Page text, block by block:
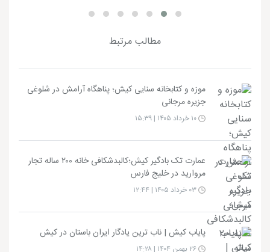
مطالب مرتبط
موزه و کتابخانه سنایی کیش؛ پناهگاه آرامش در شلوغی
جزیره مرجانی
عمارت تک بادگیر کیش؛کالبدشکافی خانه ۲۰۰ ساله تجار
مروارید در خلیج فارس
پایاب کیش | ناب ترین یادگار ایران باستان در کیش